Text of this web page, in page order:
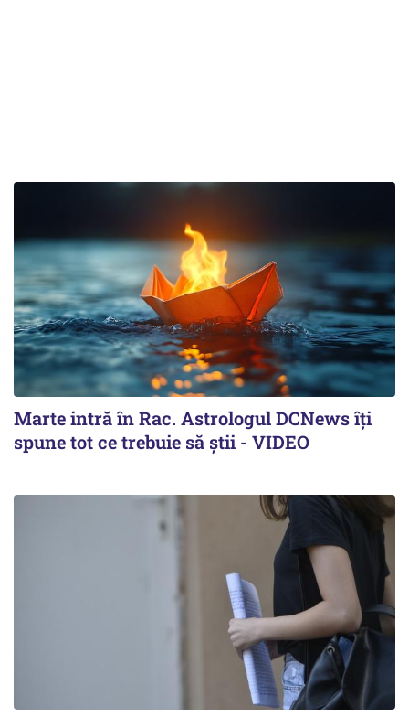
Marte intră în Rac. Astrologul DCNews îți
spune tot ce trebuie să știi - VIDEO